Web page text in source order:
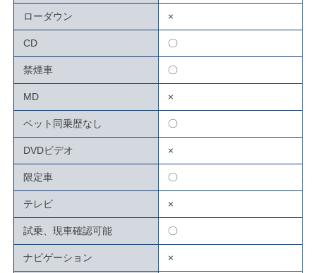
ローダウン ×
CD 〇
禁煙車 〇
MD ×
ペット同乗歴なし 〇
DVDビデオ ×
限定車 〇
テレビ ×
試乗、現車確認可能 〇
ナビゲーション ×